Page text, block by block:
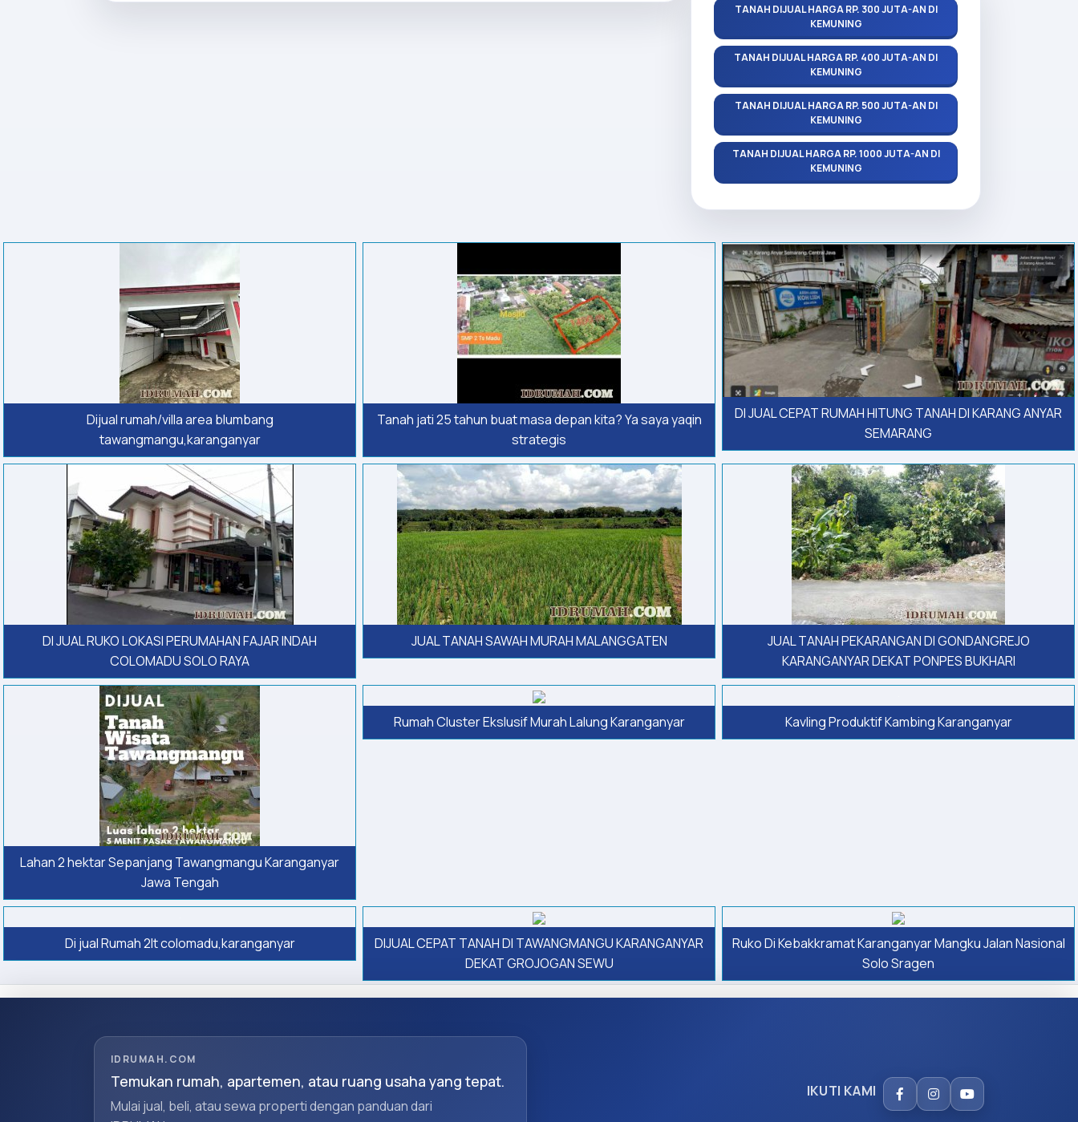
TANAH DIJUAL HARGA RP. 300 JUTA-AN DI
KEMUNING
TANAH DIJUAL HARGA RP. 400 JUTA-AN DI
KEMUNING
TANAH DIJUAL HARGA RP. 500 JUTA-AN DI
KEMUNING
TANAH DIJUAL HARGA RP. 1000 JUTA-AN DI
KEMUNING
Dijual rumah/villa area blumbang
tawangmangu,karanganyar
Tanah jati 25 tahun buat masa depan kita? Ya saya yaqin
strategis
DI JUAL CEPAT RUMAH HITUNG TANAH DI KARANG ANYAR
SEMARANG
DI JUAL RUKO LOKASI PERUMAHAN FAJAR INDAH
COLOMADU SOLO RAYA
JUAL TANAH SAWAH MURAH MALANGGATEN
JUAL TANAH PEKARANGAN DI GONDANGREJO
KARANGANYAR DEKAT PONPES BUKHARI
Lahan 2 hektar Sepanjang Tawangmangu Karanganyar
Jawa Tengah
Rumah Cluster Ekslusif Murah Lalung Karanganyar Kavling Produktif Kambing Karanganyar
Di jual Rumah 2lt colomadu,karanganyar
DIJUAL CEPAT TANAH DI TAWANGMANGU KARANGANYAR
DEKAT GROJOGAN SEWU
Ruko Di Kebakkramat Karanganyar Mangku Jalan Nasional
Solo Sragen
IDRUMAH.COM
Temukan rumah, apartemen, atau ruang usaha yang tepat.
Mulai jual, beli, atau sewa properti dengan panduan dari
IKUTI KAMI